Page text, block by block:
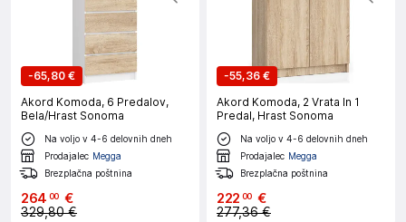
-65,80 €
Akord Komoda, 6 Predalov,
Bela/Hrast Sonoma
Na voljo v 4-6 delovnih dneh
Prodajalec Megga
Brezplačna poštnina
264 00 €
329,80 €
-55,36 €
Akord Komoda, 2 Vrata In 1
Predal, Hrast Sonoma
Na voljo v 4-6 delovnih dneh
Prodajalec Megga
Brezplačna poštnina
222 00 €
277,36 €